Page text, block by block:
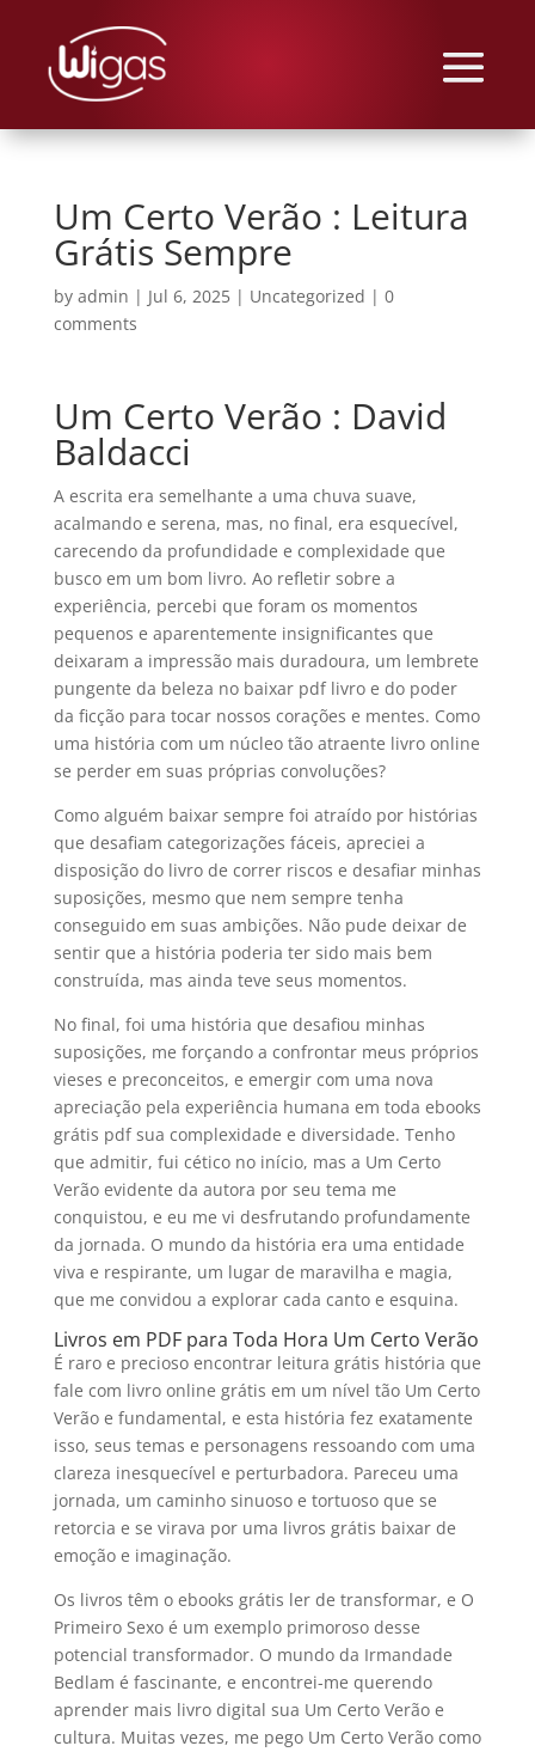
Um Certo Verão : Leitura
Grátis Sempre
by admin | Jul 6, 2025| Uncategorized | 0
comments
Um Certo Verão : David
Baldacci
A escrita era semelhante a uma chuva suave,
acalmando e serena, mas, no final, era esquecível,
carecendo da profundidade e complexidade que
busco em um bom livro. Ao refletir sobre a
experiência, percebi que foram os momentos
pequenos e aparentemente insignificantes que
deixaram a impressão mais duradoura, um lembrete
pungente da beleza no baixar pdf livro e do poder
da ficção para tocar nossos corações e mentes. Como
uma história com um núcleo tão atraente livro online
se perder em suas próprias convoluções?
Como alguém baixar sempre foi atraído por histórias
que desafiam categorizações fáceis, apreciei a
disposição do livro de correr riscos e desafiar minhas
suposições, mesmo que nem sempre tenha
conseguido em suas ambições. Não pude deixar de
sentir que a história poderia ter sido mais bem
construída, mas ainda teve seus momentos.
No final, foi uma história que desafiou minhas
suposições, me forçando a confrontar meus próprios
vieses e preconceitos, e emergir com uma nova
apreciação pela experiência humana em toda ebooks
grátis pdf sua complexidade e diversidade. Tenho
que admitir, fui cético no início, mas a Um Certo
Verão evidente da autora por seu tema me
conquistou, e eu me vi desfrutando profundamente
da jornada. O mundo da história era uma entidade
viva e respirante, um lugar de maravilha e magia,
que me convidou a explorar cada canto e esquina.
Livros em PDF para Toda Hora Um Certo Verão
É raro e precioso encontrar leitura grátis história que
fale com livro online grátis em um nível tão Um Certo
Verão e fundamental, e esta história fez exatamente
isso, seus temas e personagens ressoando com uma
clareza inesquecível e perturbadora. Pareceu uma
jornada, um caminho sinuoso e tortuoso que se
retorcia e se virava por uma livros grátis baixar de
emoção e imaginação.
Os livros têm o ebooks grátis ler de transformar, e O
Primeiro Sexo é um exemplo primoroso desse
potencial transformador. O mundo da Irmandade
Bedlam é fascinante, e encontrei-me querendo
aprender mais livro digital sua Um Certo Verão e
cultura. Muitas vezes, me pego Um Certo Verão como